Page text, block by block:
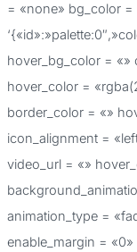
= «none» bg_color =
hover_bg_color = «»
hover_color =
border_color = «»
icon_alignment =
video_url = «»
animation_type =
enable_margin =